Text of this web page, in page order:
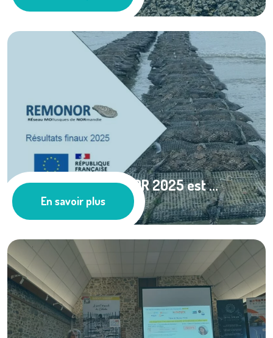
Le rapport REMONOR 2025 est ...
Actualités
En savoir plus